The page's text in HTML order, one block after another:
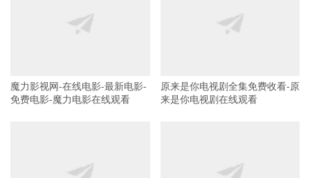
魔力影视网-在线电影-最新电影-
免费电影-魔力电影在线观看
原来是你电视剧全集免费收看-原
来是你电视剧在线观看